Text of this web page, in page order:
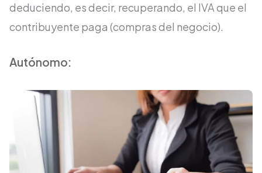
deduciendo, es decir, recuperando, el IVA que el
contribuyente paga (compras del negocio).
Autónomo: